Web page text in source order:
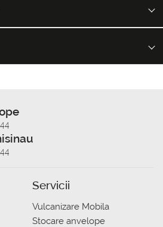
Servicii
Vulcanizare Mobila
Stocare anvelope